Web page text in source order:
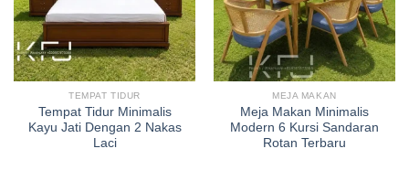
TEMPAT TIDUR
Tempat Tidur Minimalis
Kayu Jati Dengan 2 Nakas
Laci
MEJA MAKAN
Meja Makan Minimalis
Modern 6 Kursi Sandaran
Rotan Terbaru